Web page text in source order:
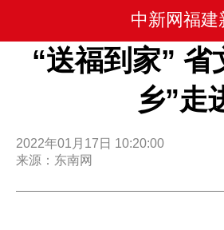
中新网福建
“送福到家” 省
乡”走
2022年01月17日 10:20:00
来源：东南网